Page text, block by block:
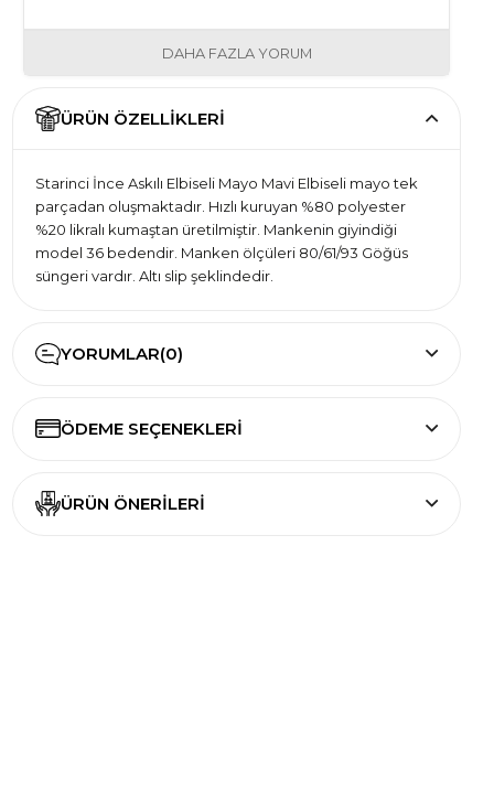
DAHA FAZLA YORUM
ÜRÜN ÖZELLIKLERI
Starinci İnce Askılı Elbiseli Mayo Mavi Elbiseli mayo tek
parçadan oluşmaktadır. Hızlı kuruyan %80 polyester
%20 likralı kumaştan üretilmiştir. Mankenin giyindiği
model 36 bedendir. Manken ölçüleri 80/61/93 Göğüs
süngeri vardır. Altı slip şeklindedir.
YORUMLAR(0)
ÖDEME SEÇENEKLERI
ÜRÜN ÖNERILERI